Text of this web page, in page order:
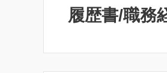
履歴書/職務